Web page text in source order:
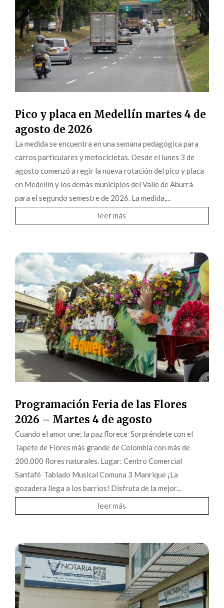
Pico y placa en Medellín martes 4 de
agosto de 2026
La medida se encuentra en una semana pedagógica para
carros particulares y motocicletas. Desde el lunes 3 de
agosto comenzó a regir la nueva rotación del pico y placa
en Medellín y los demás municipios del Valle de Aburrá
para el segundo semestre de 2026. La medida,...
leer más
Programación Feria de las Flores
2026 – Martes 4 de agosto
Cuando el amor une; la paz florece Sorpréndete con el
Tapete de Flores más grande de Colombia con más de
200.000 flores naturales. Lugar: Centro Comercial
Santafé Tablado Musical Comuna 3 Manrique ¡La
gozadera llega a los barrios! Disfruta de la mejor...
leer más